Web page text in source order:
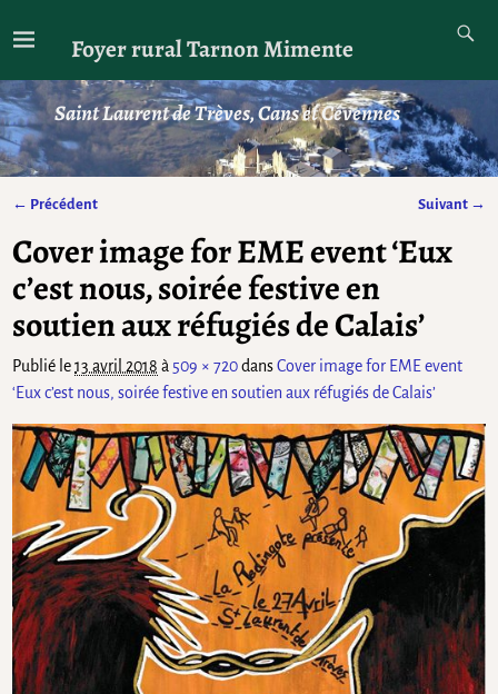
Foyer rural Tarnon Mimente
Saint Laurent de Trèves, Cans et Cévennes
← Précédent Suivant →
Cover image for EME event ‘Eux
c’est nous, soirée festive en
soutien aux réfugiés de Calais’
Publié le13 avril 2018 à 509 × 720dansCover image for EME event
‘Eux c’est nous, soirée festive en soutien aux réfugiés de Calais’